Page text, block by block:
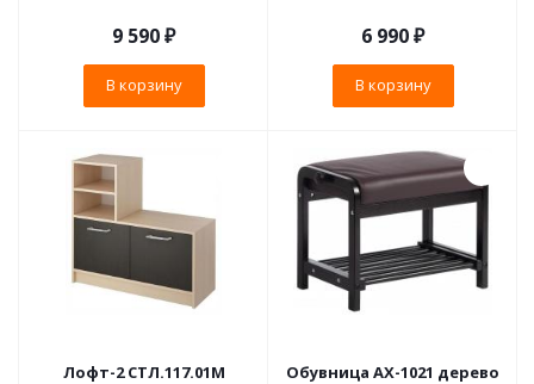
9 590₽
В корзину
6 990₽
В корзину
Лофт-2 СТЛ.117.01М
Обувница AX-1021 дерево